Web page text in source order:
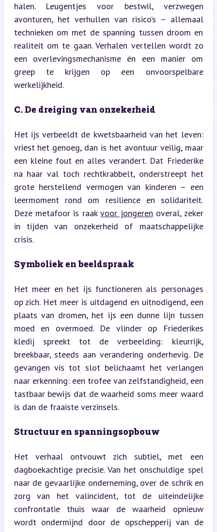
halen. Leugentjes voor bestwil, verzwegen
avonturen, het verhullen van risico’s – allemaal
technieken om met de spanning tussen droom en
realiteit om te gaan. Verhalen vertellen wordt zo
een overlevingsmechanisme én een manier om
greep te krijgen op een onvoorspelbare
werkelijkheid.
C. De dreiging van onzekerheid
Het ijs verbeeldt de kwetsbaarheid van het leven:
vriest het genoeg, dan is het avontuur veilig, maar
een kleine fout en alles verandert. Dat Friederike
na haar val toch rechtkrabbelt, onderstreept het
grote herstellend vermogen van kinderen – een
leermoment rond om resilience en solidariteit.
Deze metafoor is raak voor jongeren overal, zeker
in tijden van onzekerheid of maatschappelijke
crisis.
Symboliek en beeldspraak
Het meer en het ijs functioneren als personages
op zich. Het meer is uitdagend en uitnodigend, een
plaats van dromen, het ijs een dunne lijn tussen
moed en overmoed. De vlinder op Friederikes
kledij spreekt tot de verbeelding: kleurrijk,
breekbaar, steeds aan verandering onderhevig. De
gevangen vis tot slot belichaamt het verlangen
naar erkenning: een trofee van zelfstandigheid, een
tastbaar bewijs dat de waarheid soms meer waard
is dan de fraaiste verzinsels.
Structuur en spanningsopbouw
Het verhaal ontvouwt zich subtiel, met een
dagboekachtige precisie. Van het onschuldige spel
naar de gevaarlijke onderneming, over de schrik en
zorg van het valincident, tot de uiteindelijke
confrontatie thuis waar de waarheid opnieuw
wordt ondermijnd door de opschepperij van de